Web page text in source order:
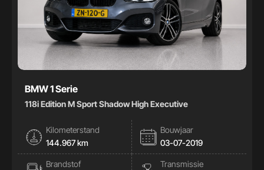
BMW 1 Serie
118i Edition M Sport Shadow High Executive
Kilometerstand
144.967 km
Bouwjaar
03-07-2019
Brandstof
Transmissie